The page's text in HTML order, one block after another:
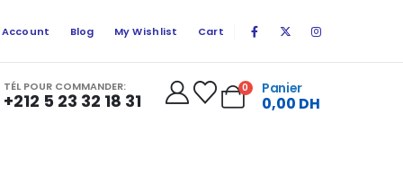
Account Blog My Wishlist Cart
TÉL POUR COMMANDER:
+212 5 23 32 18 31
0 Panier
0,00 DH